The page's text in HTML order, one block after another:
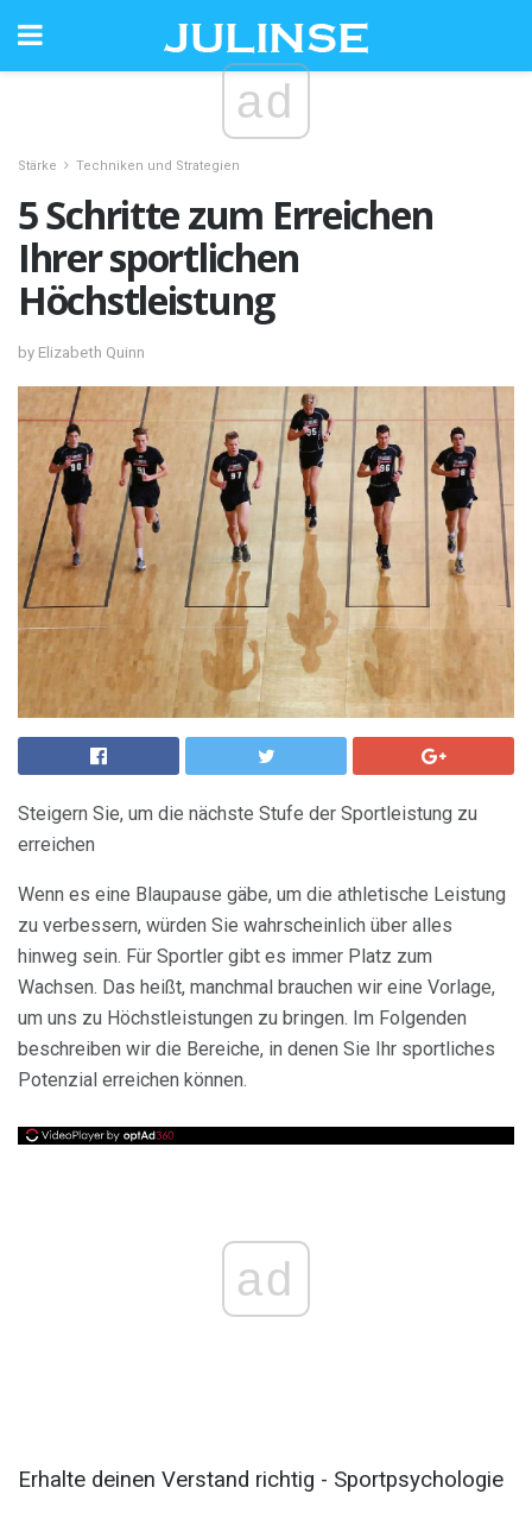
ad
Stärke Techniken und Strategien
5 Schritte zum Erreichen
Ihrer sportlichen
Höchstleistung
by Elizabeth Quinn
Steigern Sie, um die nächste Stufe der Sportleistung zu
erreichen
Wenn es eine Blaupause gäbe, um die athletische Leistung
zu verbessern, würden Sie wahrscheinlich über alles
hinweg sein. Für Sportler gibt es immer Platz zum
Wachsen. Das heißt, manchmal brauchen wir eine Vorlage,
um uns zu Höchstleistungen zu bringen. Im Folgenden
beschreiben wir die Bereiche, in denen Sie Ihr sportliches
Potenzial erreichen können.
ad
Erhalte deinen Verstand richtig - Sportpsychologie